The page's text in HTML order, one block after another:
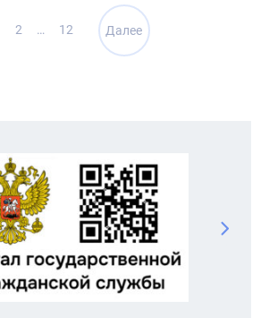
Навигация
по
2 … 12 Далее